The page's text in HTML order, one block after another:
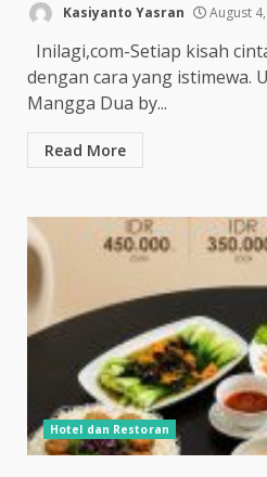
Kasiyanto Yasran August
Inilagi,com-Setiap kisah
dengan cara yang istimewa.
Mangga Dua by...
Read More
Hotel dan Restoran